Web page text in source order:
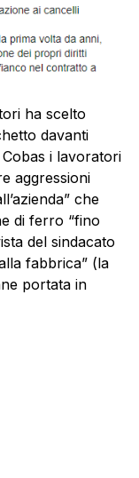
ha scelto
davanti
i lavoratori
aggressioni
che
di ferro “fino
del sindacato
fabbrica” (la
portata in